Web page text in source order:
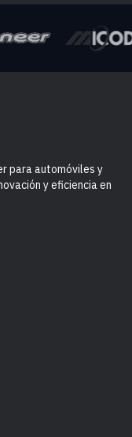
para automóviles y
y eficiencia en